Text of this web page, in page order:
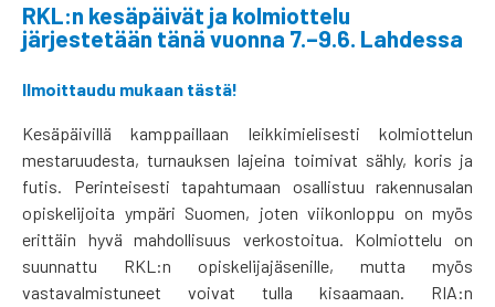
RKL:n kesäpäivät ja kolmiottelu
järjestetään tänä vuonna 7.–9.6. Lahdessa
Ilmoittaudu mukaan tästä!
Kesäpäivillä kamppaillaan leikkimielisesti kolmiottelun
mestaruudesta, turnauksen lajeina toimivat sähly, koris ja
futis. Perinteisesti tapahtumaan osallistuu rakennusalan
opiskelijoita ympäri Suomen, joten viikonloppu on myös
erittäin hyvä mahdollisuus verkostoitua. Kolmiottelu on
suunnattu RKL:n opiskelijajäsenille, mutta myös
vastavalmistuneet voivat tulla kisaamaan. RIA:n